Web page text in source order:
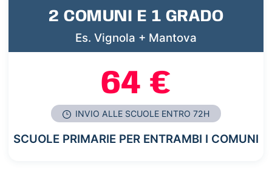
2 COMUNI E 1 GRADO
Es. Vignola + Mantova
64 €
INVIO ALLE SCUOLE ENTRO 72H
SCUOLE PRIMARIE PER ENTRAMBI I COMUNI